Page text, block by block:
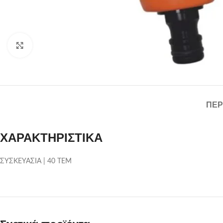
ΧΑΡΑΚΤΗΡΙΣΤΙΚΑ
ΣΥΣΚΕΥΑΣΙΑ | 40 ΤΕΜ